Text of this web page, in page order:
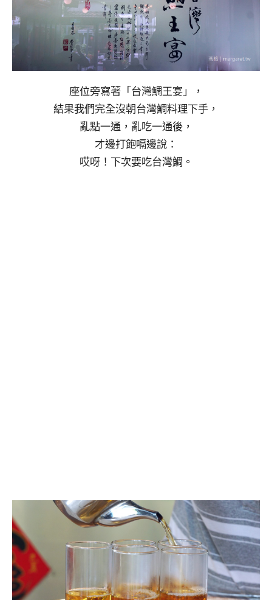
座位旁寫著「台灣鯛王宴」，
結果我們完全沒朝台灣鯛料理下手，
亂點一通，亂吃一通後，
才邊打飽嗝邊說：
哎呀！下次要吃台灣鯛。